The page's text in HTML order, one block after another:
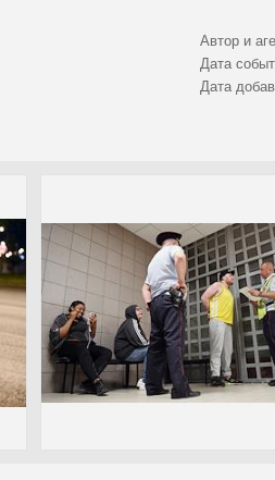
Автор и
Дата
Дата